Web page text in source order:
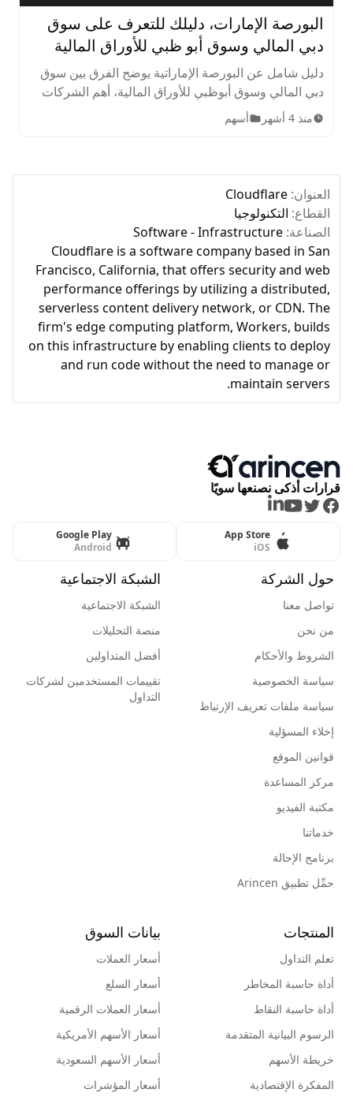
البورصة الإمارات، دليلك للتعرف على سوق
دبي المالي وسوق أبو ظبي للأوراق المالية
دليل شامل عن البورصة الإماراتية يوضح الفرق بين سوق
دبي المالي وسوق أبوظبي للأوراق المالية، أهم الشركات
المدرجة، الأصول المتاحة، ساعات التداول، وخطوات
الاستثمار للمبتدئين.
منذ 4 أشهر أسهم
العنوان: Cloudflare
القطاع: التكنولوجيا
الصناعة: Software - Infrastructure
Cloudflare is a software company based in San
Francisco, California, that offers security and web
performance offerings by utilizing a distributed,
serverless content delivery network, or CDN. The
firm's edge computing platform, Workers, builds
on this infrastructure by enabling clients to deploy
and run code without the need to manage or
maintain servers.
قرارات أذكى نصنعها سويًا
Facebook
Twitter
Youtube
LinkedIn
App Store
iOS
Google Play
Android
حول الشركة
تواصل معنا
من نحن
الشروط والأحكام
سياسة الخصوصية
سياسة ملفات تعريف الإرتباط
إخلاء المسؤلية
قوانين الموقع
مركز المساعدة
مكتبة الفيديو
خدماتنا
برنامج الإحالة
حمِّل تطبيق Arincen
الشبكة الاجتماعية
الشبكة الاجتماعية
منصة التحليلات
أفضل المتداولين
تقييمات المستخدمين لشركات
التداول
المنتجات
تعلم التداول
أداة حاسبة المخاطر
أداة حاسبة النقاط
الرسوم البيانية المتقدمة
خريطة الأسهم
المفكرة الإقتصادية
بيانات السوق
أسعار العملات
أسعار السلع
أسعار العملات الرقمية
أسعار الأسهم الأمريكية
أسعار الأسهم السعودية
أسعار المؤشرات